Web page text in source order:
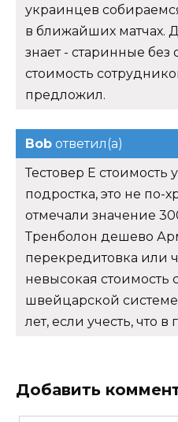
украинцев
в ближайших матчах.
знает - старинные без
стоимость
предложил.
Bob ответил(а)
Тестовер Е стоимость
подростка, это не по-
отмечали значение
Тренболон дешево
перекредитовка или
невысокая стоимость
швейцарской
лет, если учесть, что
Добавить